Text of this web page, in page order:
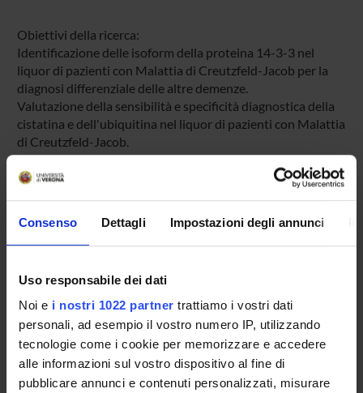
Consenso Dettagli Impostazioni degli annunci
Uso responsabile dei dati
Noi e i nostri 1022 partner trattiamo i vostri dati
personali, ad esempio il vostro numero IP, utilizzando
tecnologie come i cookie per memorizzare e accedere
alle informazioni sul vostro dispositivo al fine di
pubblicare annunci e contenuti personalizzati, misurare
Obiettivi della ricerca:
Identificazione delle isoform della proteina 14-3-3 nel
liquor di pazienti con Malattia di Creutzfeld-Jacob per la
diagnosi differenziale delle altre demenze.
Valutazione della sensibilità e specificità diagnostica della
cistatina e dell'ubiquitina nel liquor di pazienti con Malattia
di Creutzfeld-Jacob.
ISS Istituto Superiore di Sanità
Finanziamento:assegnato e gestito dal Dipartimento
PARTECIPANTI AL PROGETTO
Salvatore Monaco
Collaboratore alla ricerca - Tecnico di Laboratorio